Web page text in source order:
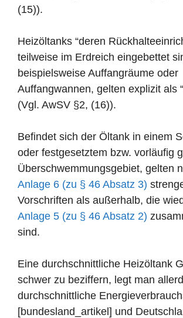
(15)).
Heizöltanks “deren
teilweise im Erdreich eingebettet
beispielsweise Auffangräume oder
Auffangwannen, gelten explizit als
(Vgl. AwSV §2, (16)).
Befindet sich der Öltank in einem
oder festgesetztem bzw. vorläufig
Überschwemmungsgebiet, gelten
Anlage 6 (zu § 46 Absatz 3)
Vorschriften als außerhalb, die
Anlage 5 (zu § 46 Absatz 2)
sind.
Eine durchschnittliche Heizöltank
schwer zu beziffern, legt man
durchschnittliche
[bundesland_artikel] und